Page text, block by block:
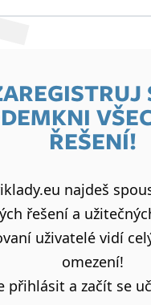
ŘEŠENÍ!
najdeš
řešení a
uživatelé vidí
omezení!
přihlásit a začít se